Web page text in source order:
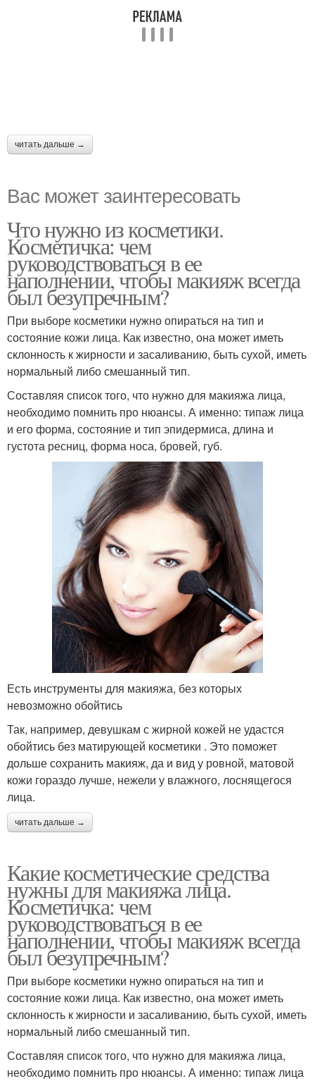
читать дальше →
Вас может заинтересовать
Что нужно из косметики.
Косметичка: чем
руководствоваться в ее
наполнении, чтобы макияж всегда
был безупречным?
При выборе косметики нужно опираться на тип и
состояние кожи лица. Как известно, она может иметь
склонность к жирности и засаливанию, быть сухой, иметь
нормальный либо смешанный тип.
Составляя список того, что нужно для макияжа лица,
необходимо помнить про нюансы. А именно: типаж лица
и его форма, состояние и тип эпидермиса, длина и
густота ресниц, форма носа, бровей, губ.
Есть инструменты для макияжа, без которых
невозможно обойтись
Так, например, девушкам с жирной кожей не удастся
обойтись без матирующей косметики . Это поможет
дольше сохранить макияж, да и вид у ровной, матовой
кожи гораздо лучше, нежели у влажного, лоснящегося
лица.
читать дальше →
Какие косметические средства
нужны для макияжа лица.
Косметичка: чем
руководствоваться в ее
наполнении, чтобы макияж всегда
был безупречным?
При выборе косметики нужно опираться на тип и
состояние кожи лица. Как известно, она может иметь
склонность к жирности и засаливанию, быть сухой, иметь
нормальный либо смешанный тип.
Составляя список того, что нужно для макияжа лица,
необходимо помнить про нюансы. А именно: типаж лица